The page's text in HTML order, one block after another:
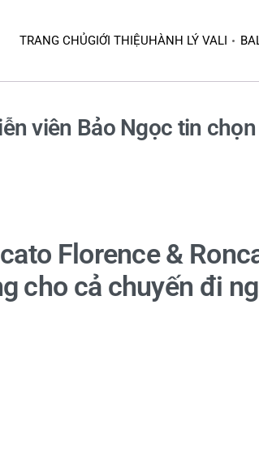
TRANG CHỦGIỚI THIỆUHÀNH LÝ VALI
viên Bảo Ngọc tin
Florence &
cho cả chuyến đi